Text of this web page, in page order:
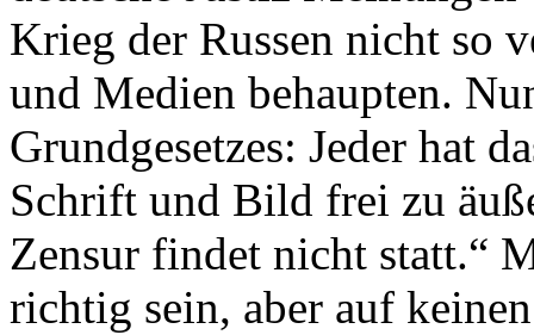
Krieg der Russen nicht so
und Medien behaupten.
Grundgesetzes: Jeder hat
Schrift und Bild frei zu
Zensur findet nicht statt.“
richtig sein, aber auf